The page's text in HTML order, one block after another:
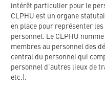
intérêt particulier pour le
CLPHU est un organe
en place pour représenter
personnel. Le CLPHU
membres au personnel des
central du personnel qui
personnel d’autres lieux de
etc.).